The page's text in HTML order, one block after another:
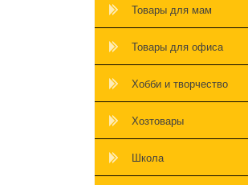
Товары для мам
Товары для офиса
Хобби и творчество
Хозтовары
Школа